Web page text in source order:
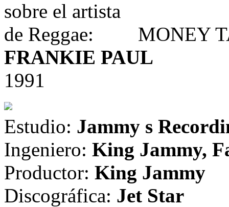
MONEY
FRANKIE PAUL
1991
Estudio: Jammy s
Ingeniero: King Jammy,
Productor: King Jammy
Discográfica: Jet Star